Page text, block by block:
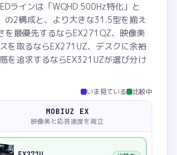
ラインは「WQHD 500Hz特化」と
の2構成と、より大きな31.5型を揃え
を最優先するならEX271QZ、映像美
を取るならEX271UZ、デスクに余裕
を追求するならEX321UZが選び分け
いま見ている 比較中
MOBIUZ EX
映像美と応答速度を両立